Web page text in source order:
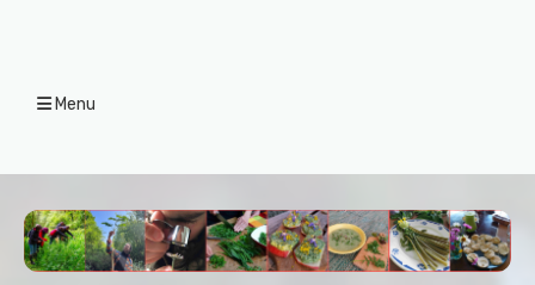
Menu